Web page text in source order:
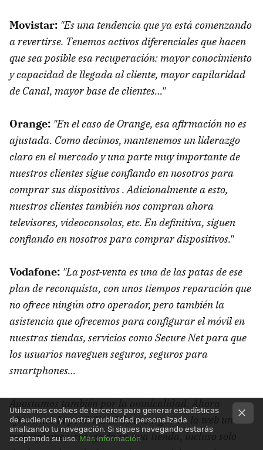
Movistar: "Es una tendencia que ya está comenzando
a revertirse. Tenemos activos diferenciales que hacen
que sea posible esa recuperación: mayor conocimiento
y capacidad de llegada al cliente, mayor capilaridad
de Canal, mayor base de clientes…"
Orange: "En el caso de Orange, esa afirmación no es
ajustada. Como decimos, mantenemos un liderazgo
claro en el mercado y una parte muy importante de
nuestros clientes sigue confiando en nosotros para
comprar sus dispositivos . Adicionalmente a esto,
nuestros clientes también nos compran ahora
televisores, videoconsolas, etc. En definitiva, siguen
confiando en nosotros para comprar dispositivos."
Vodafone: "La post-venta es una de las patas de ese
plan de reconquista, con unos tiempos reparación que
no ofrece ningún otro operador, pero también la
asistencia que ofrecemos para configurar el móvil en
nuestras tiendas, servicios como Secure Net para que
los usuarios naveguen seguros, seguros para
smartphones…
Apostamos también por la omnicalidad. Ahora
ofrecemos la posibilidad de encargar en la web un
smartphone y recogerlo en una tienda, incluso solo
Utilizamos cookies de terceros para generar estadísticas
de audiencia y mostrar publicidad personalizada
analizando tu navegación. Si sigues navegando estarás
aceptando su uso.Más información